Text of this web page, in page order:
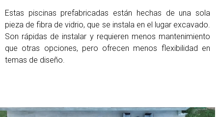
Estas piscinas prefabricadas están hechas de una sola
pieza de fibra de vidrio, que se instala en el lugar excavado.
Son rápidas de instalar y requieren menos mantenimiento
que otras opciones, pero ofrecen menos flexibilidad en
temas de diseño.